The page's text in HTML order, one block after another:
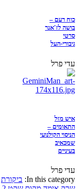
כוח רעם –
בושה לז'אנר
סרטי
גיבורי-העל
עדי פרל
איש מזל
התאומים –
הניסוי הקולנועי
שמכאיב
בעיניים
עדי פרל
In this category: ביקורת